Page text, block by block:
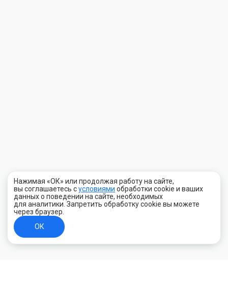
Нажимая «ОК» или продолжая работу на сайте,
вы соглашаетесь сусловиями обработки cookie и ваших
данных о поведении на сайте, необходимых
для аналитики. Запретить обработку cookie вы можете
через браузер.
ОК